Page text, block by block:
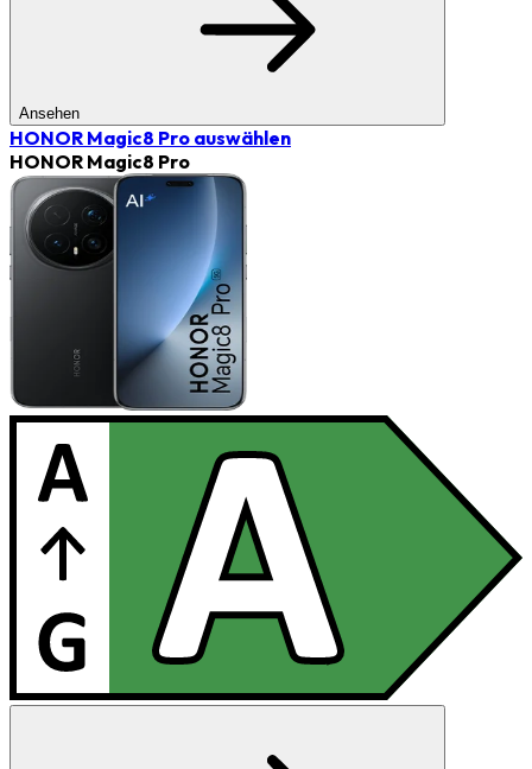
Ansehen
HONOR Magic8 Pro auswählen
HONOR Magic8 Pro